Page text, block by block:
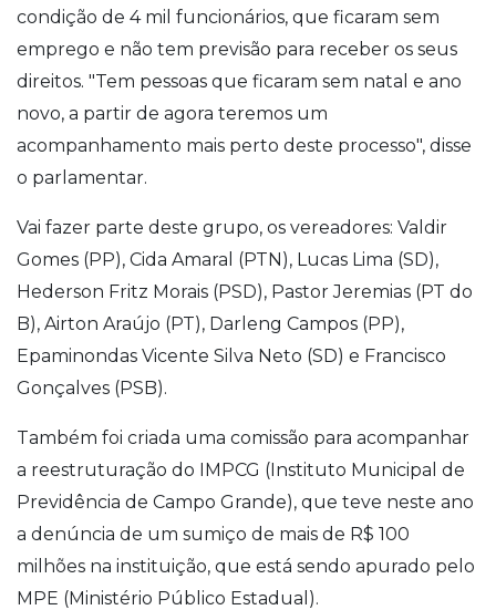
condição de 4 mil funcionários, que ficaram sem
emprego e não tem previsão para receber os seus
direitos. "Tem pessoas que ficaram sem natal e ano
novo, a partir de agora teremos um
acompanhamento mais perto deste processo", disse
o parlamentar.
Vai fazer parte deste grupo, os vereadores: Valdir
Gomes (PP), Cida Amaral (PTN), Lucas Lima (SD),
Hederson Fritz Morais (PSD), Pastor Jeremias (PT do
B), Airton Araújo (PT), Darleng Campos (PP),
Epaminondas Vicente Silva Neto (SD) e Francisco
Gonçalves (PSB).
Também foi criada uma comissão para acompanhar
a reestruturação do IMPCG (Instituto Municipal de
Previdência de Campo Grande), que teve neste ano
a denúncia de um sumiço de mais de R$ 100
milhões na instituição, que está sendo apurado pelo
MPE (Ministério Público Estadual).